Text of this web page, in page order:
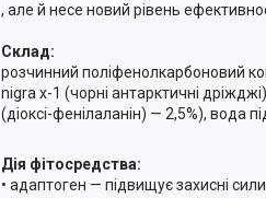
, але й несе новий рівень
Склад:
розчинний поліфенолкарбоновий
nigra х-1 (чорні антарктичні
(діоксі-фенілаланін) — 2,5%), вода
Дія фітосредства:
• адаптоген — підвищує захисні